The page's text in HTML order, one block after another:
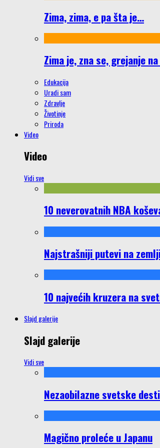
Zima, zima, e pa šta je…
Zima je, zna se, grejanje
Edukacija
Uradi sam
Zdravlje
Životinje
Priroda
Video
Video
Vidi sve
10 neverovatnih NBA
Najstrašniji putevi na
10 najvećih kruzera na
Slajd galerije
Slajd galerije
Vidi sve
Nezaobilazne svetske
Magično proleće u Japanu